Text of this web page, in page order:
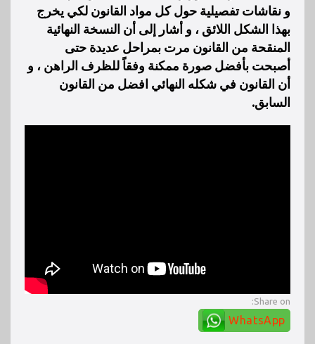
و نقاشات تفصيلية حول كل مواد القانون لكي يخرج
بهذا الشكل اللائق ، و أشار إلى أن النسخة النهائية
المنقحة من القانون مرت بمراحل عديدة حتى
أصبحت بأفضل صورة ممكنة وفقاً للظرف الراهن ، و
أن القانون في شكله النهائي افضل من القانون
السابق.
Share on:
WhatsApp